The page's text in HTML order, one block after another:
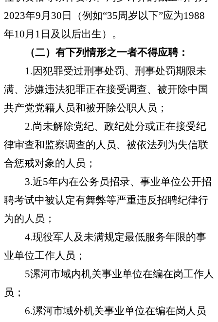
2023年9月 30 日（例如“35周岁以下”应为1988
年10月 1 日及以后出生） 。
（二）有下列情形之一者不得应聘：
1.因犯罪受过刑事处罚、刑事处罚期限未
满、涉嫌违法犯罪正在接受调查、被开除中国
共产党党籍人员和被开除公职人员；
2.尚未解除党纪、政纪处分或正在接受纪
律审查和监察调查的人员、被依法列为失信联
合惩戒对象的人员；
3.近5年内在公务员招录、事业单位公开招
聘考试中被认定有舞弊等严重违反招聘纪律行
为的人员；
4.现役军人及未满规定最低服务年限的事
业单位工作人员；
5漯河市域内机关事业单位在编在岗工作人
员；
6.漯河市域外机关事业单位在编在岗人员